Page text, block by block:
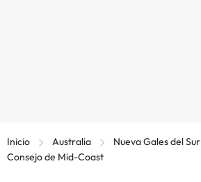
Inicio Australia
Nueva Gales del Sur
Consejo de Mid-Coast